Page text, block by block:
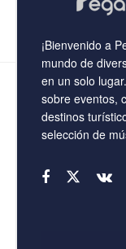
¡Bienvenido a
mundo de
en un solo
sobre eventos,
destinos
selección de